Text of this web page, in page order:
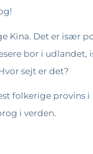
Kina. Det er især
bor i
sejt er det?
folkerige provins i
i verden.